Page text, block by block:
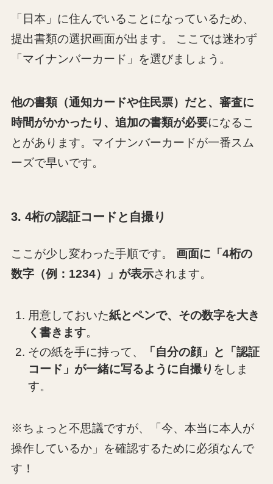
「日本」に住んでいることになっているため、
提出書類の選択画面が出ます。 ここでは迷わず
「 マイナンバーカード」を選びましょう 。
他の書類（通知カードや住民票）だと、審査に
時間がかかったり、追加の書類が必要になるこ
とがあります。マイナンバーカードが一番スム
ーズで早いです。
3. 4桁の認証コードと自撮り
ここが少し変わった手順です。
画面に「4桁の
数字（例：1234）」が表示されます。
用意しておいた紙とペンで、その数字を大き
く書きます。
その紙を手に持って、
「自分の顔」と「認証
コード」が一緒に写るように自撮り をしま
す。
※ちょっと不思議ですが、「今、本当に本人が
操作しているか」を確認するために必須なんで
す！